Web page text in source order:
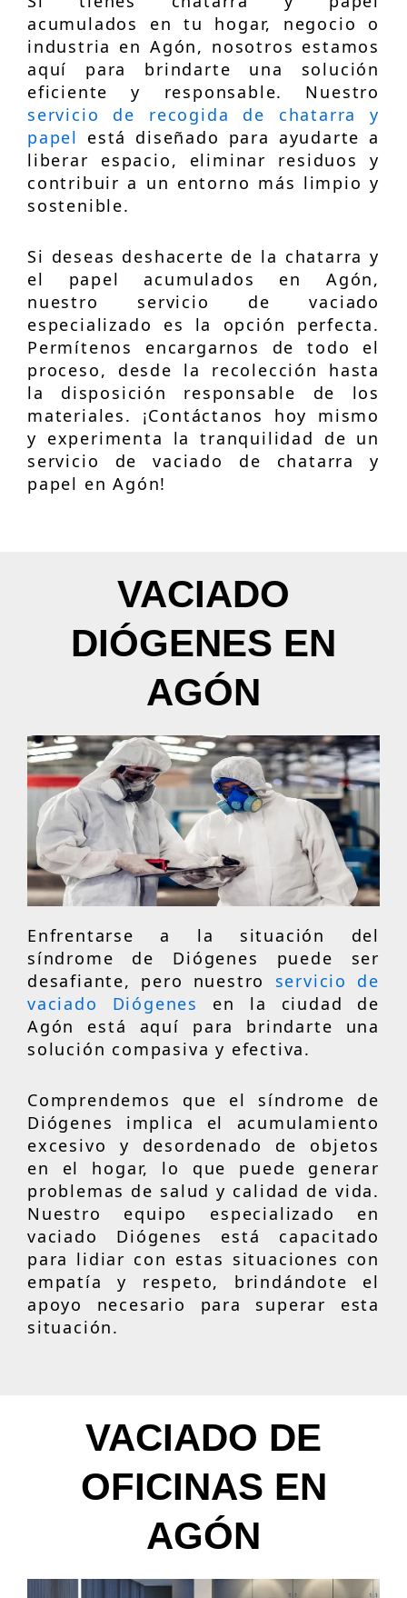
acumulados en tu hogar, negocio o
industria en Agón, nosotros estamos
aquí para brindarte una solución
eficiente y responsable. Nuestro
servicio de recogida de chatarra y
papel está diseñado para ayudarte a
liberar espacio, eliminar residuos y
contribuir a un entorno más limpio y
sostenible.
Si deseas deshacerte de la chatarra y
el papel acumulados en Agón,
nuestro servicio de vaciado
especializado es la opción perfecta.
Permítenos encargarnos de todo el
proceso, desde la recolección hasta
la disposición responsable de los
materiales. ¡Contáctanos hoy mismo
y experimenta la tranquilidad de un
servicio de vaciado de chatarra y
papel en Agón!
VACIADO
DIÓGENES EN
AGÓN
Enfrentarse a la situación del
síndrome de Diógenes puede ser
desafiante, pero nuestro servicio de
vaciado Diógenes
en la ciudad de
Agón está aquí para brindarte una
solución compasiva y efectiva.
Comprendemos que el síndrome de
Diógenes implica el acumulamiento
excesivo y desordenado de objetos
en el hogar, lo que puede generar
problemas de salud y calidad de vida.
Nuestro equipo especializado en
vaciado Diógenes está capacitado
para lidiar con estas situaciones con
empatía y respeto, brindándote el
apoyo necesario para superar esta
situación.
VACIADO DE
OFICINAS EN
AGÓN